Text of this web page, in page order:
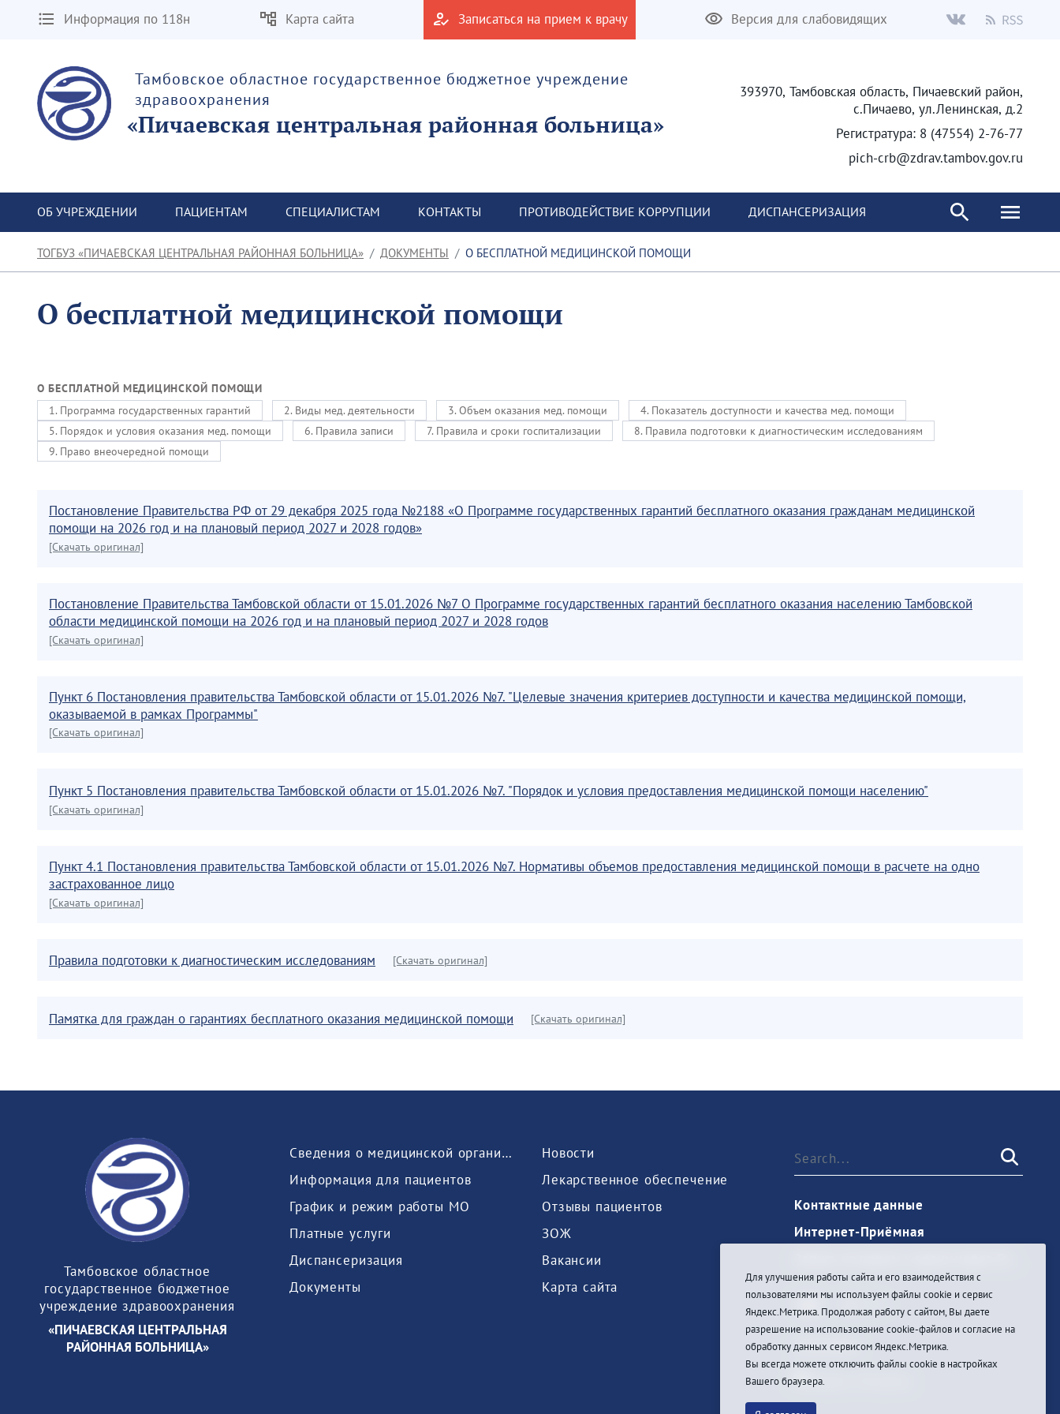
Информация по 118н Карта сайта Записаться на прием к врачу Версия для слабовидящих
Тамбовское областное государственное бюджетное учреждение
здравоохранения
«Пичаевская центральная районная больница»
393970, Тамбовская область, Пичаевский район,
с.Пичаево, ул.Ленинская, д.2
Регистратура: 8 (47554) 2-76-77
pich-crb@zdrav.tambov.gov.ru
ОБ УЧРЕЖДЕНИИ ПАЦИЕНТАМ СПЕЦИАЛИСТАМ КОНТАКТЫ ПРОТИВОДЕЙСТВИЕ КОРРУПЦИИ ДИСПАНСЕРИЗАЦИЯ
ТОГБУЗ «ПИЧАЕВСКАЯ ЦЕНТРАЛЬНАЯ РАЙОННАЯ БОЛЬНИЦА» ДОКУМЕНТЫ О БЕСПЛАТНОЙ МЕДИЦИНСКОЙ ПОМОЩИ
О бесплатной медицинской помощи
О БЕСПЛАТНОЙ МЕДИЦИНСКОЙ ПОМОЩИ
1. Программа государственных гарантий
2. Виды мед. деятельности 3. Объем оказания мед. помощи
4. Показатель доступности и качества мед. помощи
5. Порядок и условия оказания мед. помощи
6. Правила записи 7. Правила и сроки госпитализации
8. Правила подготовки к диагностическим исследованиям
9. Право внеочередной помощи
Постановление Правительства РФ от 29 декабря 2025 года №2188 «О Программе государственных гарантий бесплатного оказания гражданам медицинской
помощи на 2026 год и на плановый период 2027 и 2028 годов»
[Скачать оригинал]
Постановление Правительства Тамбовской области от 15.01.2026 №7 О Программе государственных гарантий бесплатного оказания населению Тамбовской
области медицинской помощи на 2026 год и на плановый период 2027 и 2028 годов
[Скачать оригинал]
Пункт 6 Постановления правительства Тамбовской области от 15.01.2026 №7. "Целевые значения критериев доступности и качества медицинской помощи,
оказываемой в рамках Программы"
[Скачать оригинал]
Пункт 5 Постановления правительства Тамбовской области от 15.01.2026 №7. "Порядок и условия предоставления медицинской помощи населению"
[Скачать оригинал]
Пункт 4.1 Постановления правительства Тамбовской области от 15.01.2026 №7. Нормативы объемов предоставления медицинской помощи в расчете на одно
застрахованное лицо
[Скачать оригинал]
Правила подготовки к диагностическим исследованиям [Скачать оригинал]
Памятка для граждан о гарантиях бесплатного оказания медицинской помощи [Скачать оригинал]
Тамбовское областное
государственное бюджетное
учреждение здравоохранения
«ПИЧАЕВСКАЯ ЦЕНТРАЛЬНАЯ
РАЙОННАЯ БОЛЬНИЦА»
Сведения о медицинской организации
Информация для пациентов
График и режим работы МО
Платные услуги
Диспансеризация
Документы
Новости
Лекарственное обеспечение
Отзывы пациентов
ЗОЖ
Вакансии
Карта сайта
Контактные данные
Интернет-Приёмная
Anmelden
Для улучшения работы сайта и его взаимодействия с
пользователями мы используем файлы cookie и сервис
Яндекс.Метрика. Продолжая работу с сайтом, Вы даете
разрешение на использование cookie-файлов и согласие на
обработку данных сервисом Яндекс.Метрика.
Вы всегда можете отключить файлы cookie в настройках
Вашего браузера.